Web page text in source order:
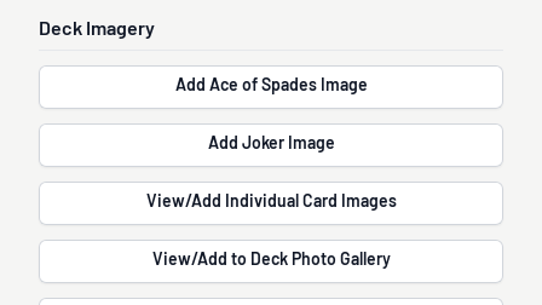
Deck Imagery
Add Ace of Spades Image
Add Joker Image
View/Add Individual Card Images
View/Add to Deck Photo Gallery